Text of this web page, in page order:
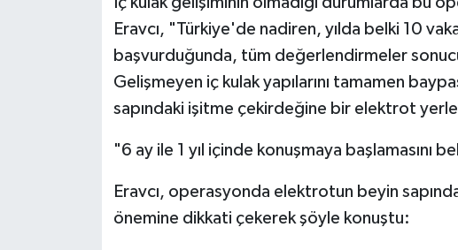
Eravcı, "Türkiye'de nadiren, yılda belki 10
başvurduğunda, tüm değerlendirmeler
Gelişmeyen iç kulak yapılarını tamamen
sapındaki işitme çekirdeğine bir elektrot
"6 ay ile 1 yıl içinde konuşmaya başlamasını
Eravcı, operasyonda elektrotun beyin
önemine dikkati çekerek şöyle konuştu: